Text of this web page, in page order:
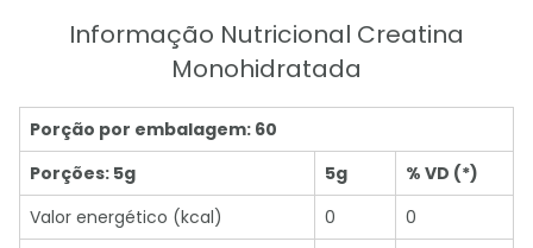
Informação Nutricional Creatina
Monohidratada
Porção por embalagem: 60
Porções: 5g
5g
% VD (*)
Valor energético (kcal)
0
0